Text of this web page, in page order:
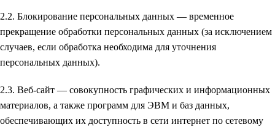
2.2. Блокирование персональных данных — временное
прекращение обработки персональных данных (за исключением
случаев, если обработка необходима для уточнения
персональных данных).
2.3. Веб-сайт — совокупность графических и информационных
материалов, а также программ для ЭВМ и баз данных,
обеспечивающих их доступность в сети интернет по сетевому